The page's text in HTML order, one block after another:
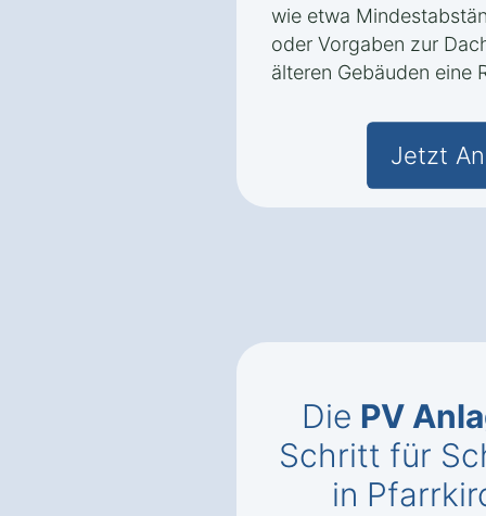
wie etwa
oder Vorgaben zur
älteren Gebäuden eine
Jetzt
Die PV
Schritt für
in